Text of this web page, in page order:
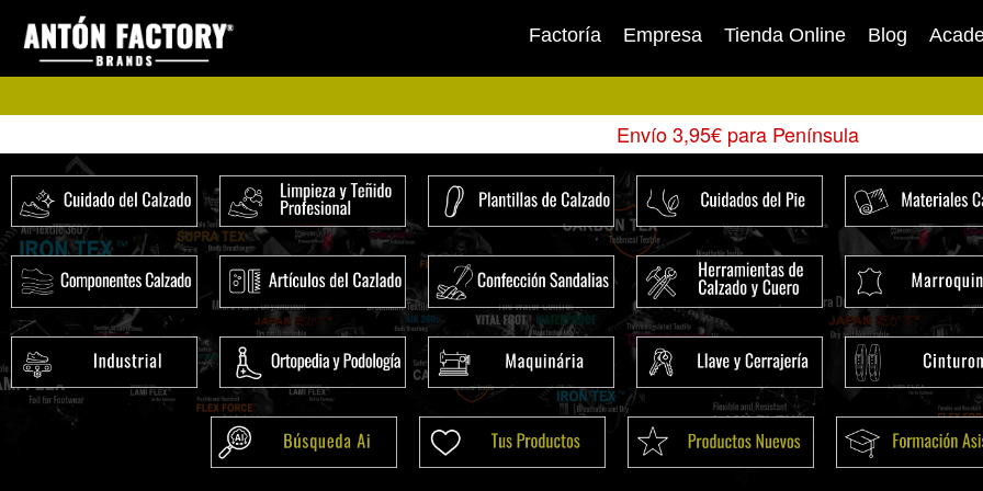
contenido
Factoría Empresa Tienda Online Blog
Envío 3,95€ para Península